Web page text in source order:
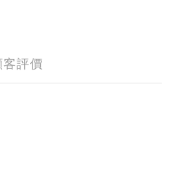
客評價